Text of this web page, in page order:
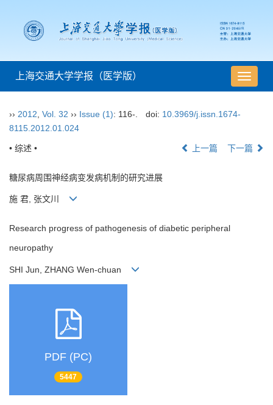
导
航
上海交通大学学报（医学版）
›› 2012 Vol. 32 ›› Issue (1): 116-. doi: 10.3969/j.issn.1674-
8115.2012.01.024
• 综述 • 上一篇 下一篇
糖尿病周围神经病变发病机制的研究进展
施 君, 张文川
Research progress of pathogenesis of diabetic peripheral
neuropathy
SHI Jun, ZHANG Wen-chuan
PDF (PC)
5447